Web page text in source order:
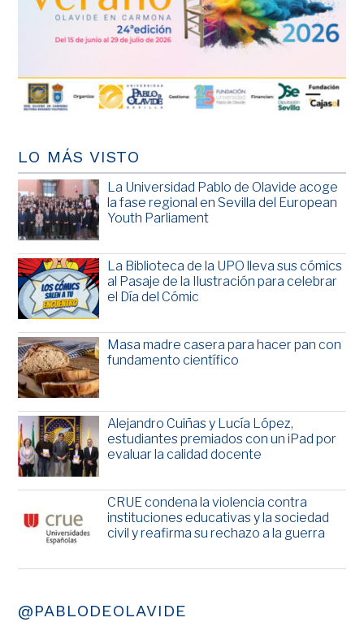
LO MÁS VISTO
La Universidad Pablo de Olavide acoge
la fase regional en Sevilla del European
Youth Parliament
La Biblioteca de la UPO lleva sus cómics
al Pasaje de la Ilustración para celebrar
el Día del Cómic
Masa madre casera para hacer pan con
fundamento científico
Alejandro Cuiñas y Lucía López,
estudiantes premiados con un iPad por
evaluar la calidad docente
CRUE condena la violencia contra
instituciones educativas y la sociedad
civil y reafirma su rechazo a la guerra
@PABLODEOLAVIDE